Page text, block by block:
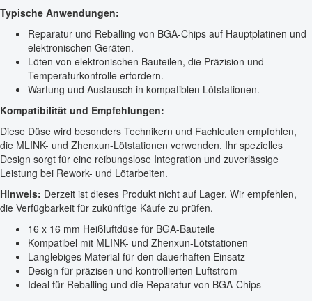
Typische Anwendungen:
Reparatur und Reballing von BGA-Chips auf Hauptplatinen und
elektronischen Geräten.
Löten von elektronischen Bauteilen, die Präzision und
Temperaturkontrolle erfordern.
Wartung und Austausch in kompatiblen Lötstationen.
Kompatibilität und Empfehlungen:
Diese Düse wird besonders Technikern und Fachleuten empfohlen,
die MLINK- und Zhenxun-Lötstationen verwenden. Ihr spezielles
Design sorgt für eine reibungslose Integration und zuverlässige
Leistung bei Rework- und Lötarbeiten.
Hinweis: Derzeit ist dieses Produkt nicht auf Lager. Wir empfehlen,
die Verfügbarkeit für zukünftige Käufe zu prüfen.
16 x 16 mm Heißluftdüse für BGA-Bauteile
Kompatibel mit MLINK- und Zhenxun-Lötstationen
Langlebiges Material für den dauerhaften Einsatz
Design für präzisen und kontrollierten Luftstrom
Ideal für Reballing und die Reparatur von BGA-Chips